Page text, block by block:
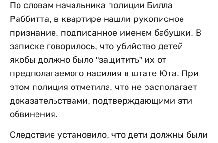
По словам начальника полиции Билла
Раббитта, в квартире нашли рукописное
признание, подписанное именем бабушки. В
записке говорилось, что убийство детей
якобы должно было "защитить” их от
предполагаемого насилия в штате Юта. При
этом полиция отметила, что не располагает
доказательствами, подтверждающими эти
обвинения.
Следствие установило, что дети должны были